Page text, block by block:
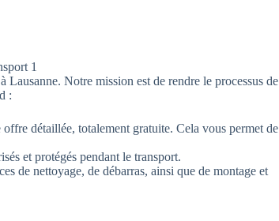
1
Notre mission est de rendre le processus de
:
détaillée, totalement gratuite. Cela vous permet de
et protégés pendant le transport.
de nettoyage, de débarras, ainsi que de montage et